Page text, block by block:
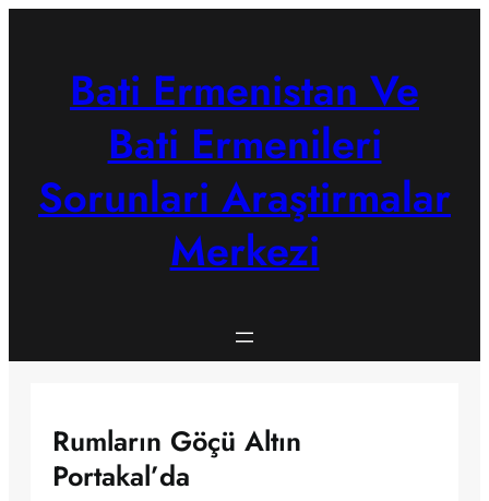
Bati Ermenistan Ve
Bati Ermenileri
Sorunlari Araştirmalar
Merkezi
Rumların Göçü Altın
Portakal’da